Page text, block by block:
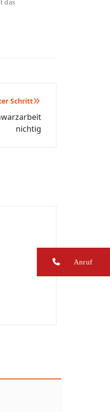
das
Schritt
nichtig
Anruf